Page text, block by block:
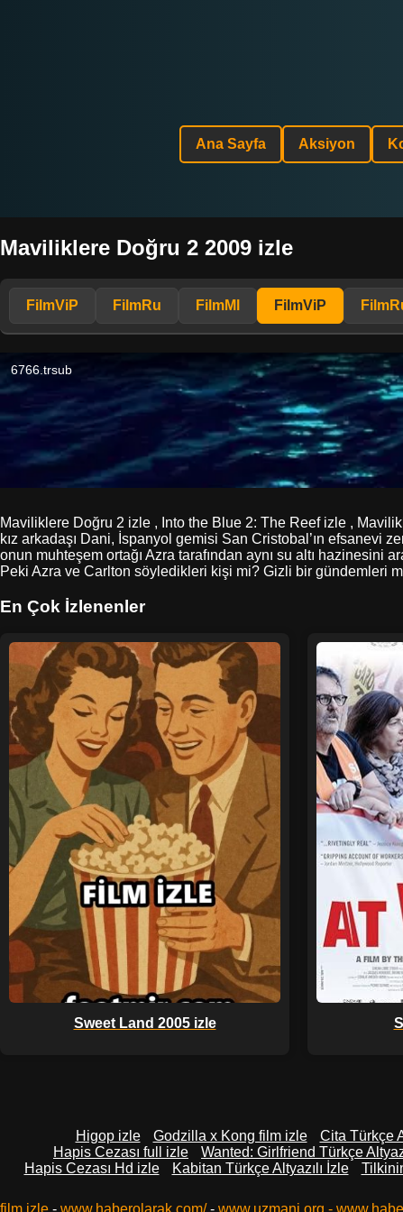
Ana Sayfa Aksiyon
Maviliklere Doğru 2 2009 izle
FilmViP FilmRu FilmMl FilmViP
Maviliklere Doğru 2 izle , Into the Blue 2: The Reef izle ,
kız arkadaşı Dani, İspanyol gemisi San Cristobal’ın
onun muhteşem ortağı Azra tarafından aynı su altı
Peki Azra ve Carlton söyledikleri kişi mi? Gizli bir gündemleri
En Çok İzlenenler
Sweet Land 2005 izle
Higop izle Godzilla x Kong film izle Cita Türkçe
Hapis Cezası full izle
Wanted: Girlfriend Türkçe
Hapis Cezası Hd izle
Kabitan Türkçe Altyazılı İzle
film izle - www.haberolarak.com/- www.uzmani.org -